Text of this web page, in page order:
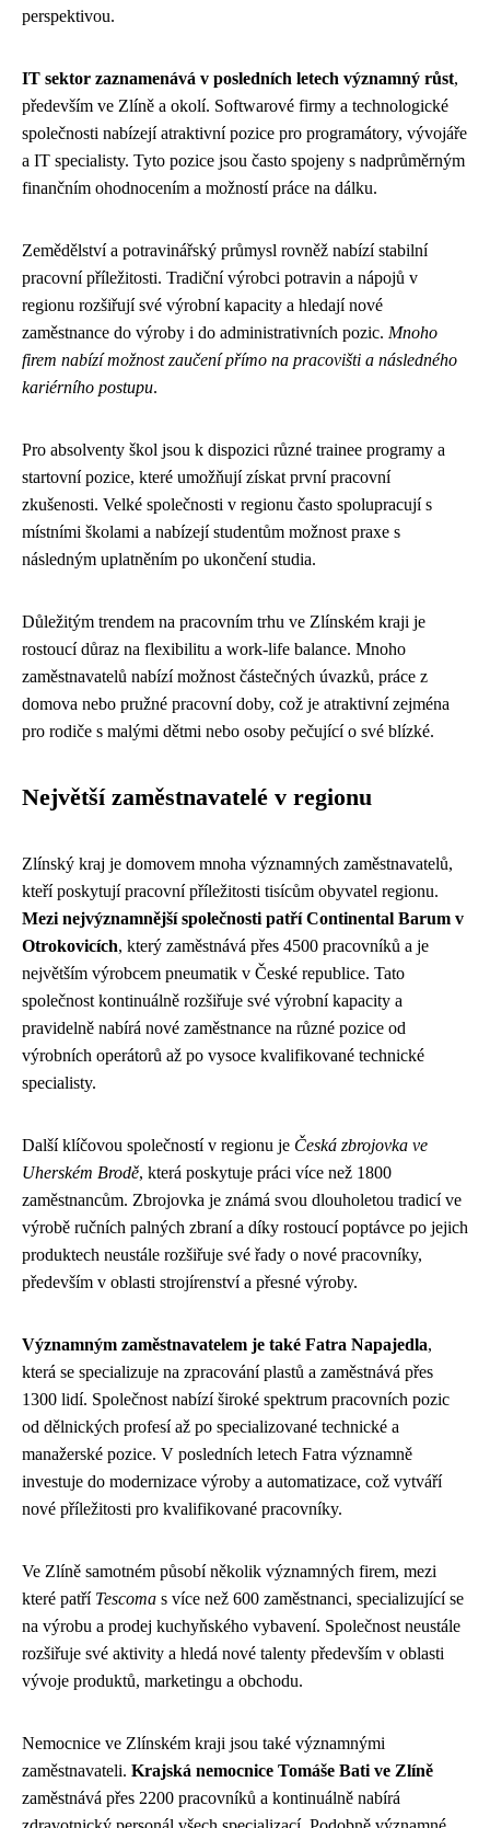
perspektivou.
IT sektor zaznamenává v posledních letech významný růst,
především ve Zlíně a okolí. Softwarové firmy a technologické
společnosti nabízejí atraktivní pozice pro programátory, vývojáře
a IT specialisty. Tyto pozice jsou často spojeny s nadprůměrným
finančním ohodnocením a možností práce na dálku.
Zemědělství a potravinářský průmysl rovněž nabízí stabilní
pracovní příležitosti. Tradiční výrobci potravin a nápojů v
regionu rozšiřují své výrobní kapacity a hledají nové
zaměstnance do výroby i do administrativních pozic. Mnoho
firem nabízí možnost zaučení přímo na pracovišti a následného
kariérního postupu.
Pro absolventy škol jsou k dispozici různé trainee programy a
startovní pozice, které umožňují získat první pracovní
zkušenosti. Velké společnosti v regionu často spolupracují s
místními školami a nabízejí studentům možnost praxe s
následným uplatněním po ukončení studia.
Důležitým trendem na pracovním trhu ve Zlínském kraji je
rostoucí důraz na flexibilitu a work-life balance. Mnoho
zaměstnavatelů nabízí možnost částečných úvazků, práce z
domova nebo pružné pracovní doby, což je atraktivní zejména
pro rodiče s malými dětmi nebo osoby pečující o své blízké.
Největší zaměstnavatelé v regionu
Zlínský kraj je domovem mnoha významných zaměstnavatelů,
kteří poskytují pracovní příležitosti tisícům obyvatel regionu.
Mezi nejvýznamnější společnosti patří Continental Barum v
Otrokovicích, který zaměstnává přes 4500 pracovníků a je
největším výrobcem pneumatik v České republice. Tato
společnost kontinuálně rozšiřuje své výrobní kapacity a
pravidelně nabírá nové zaměstnance na různé pozice od
výrobních operátorů až po vysoce kvalifikované technické
specialisty.
Další klíčovou společností v regionu je Česká zbrojovka ve
Uherském Brodě, která poskytuje práci více než 1800
zaměstnancům. Zbrojovka je známá svou dlouholetou tradicí ve
výrobě ručních palných zbraní a díky rostoucí poptávce po jejich
produktech neustále rozšiřuje své řady o nové pracovníky,
především v oblasti strojírenství a přesné výroby.
Významným zaměstnavatelem je také Fatra Napajedla,
která se specializuje na zpracování plastů a zaměstnává přes
1300 lidí. Společnost nabízí široké spektrum pracovních pozic
od dělnických profesí až po specializované technické a
manažerské pozice. V posledních letech Fatra významně
investuje do modernizace výroby a automatizace, což vytváří
nové příležitosti pro kvalifikované pracovníky.
Ve Zlíně samotném působí několik významných firem, mezi
které patří Tescoma s více než 600 zaměstnanci, specializující se
na výrobu a prodej kuchyňského vybavení. Společnost neustále
rozšiřuje své aktivity a hledá nové talenty především v oblasti
vývoje produktů, marketingu a obchodu.
Nemocnice ve Zlínském kraji jsou také významnými
zaměstnavateli. Krajská nemocnice Tomáše Bati ve Zlíně
zaměstnává přes 2200 pracovníků a kontinuálně nabírá